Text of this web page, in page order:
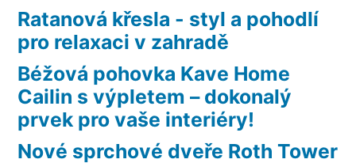
Ratanová křesla - styl a pohodlí
pro relaxaci v zahradě
Béžová pohovka Kave Home
Cailin s výpletem – dokonalý
prvek pro vaše interiéry!
Nové sprchové dveře Roth Tower